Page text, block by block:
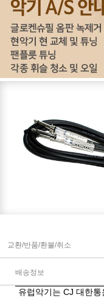
교환/반품/환불/취소
배송정보
유럽악기는 CJ 대한